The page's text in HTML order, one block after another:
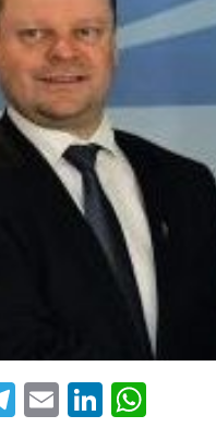
Telegram
EmailLinkedIn